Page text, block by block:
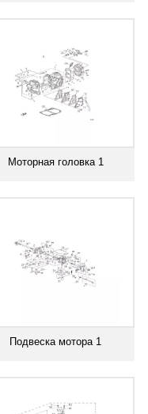
Моторная головка 1
Подвеска мотора 1